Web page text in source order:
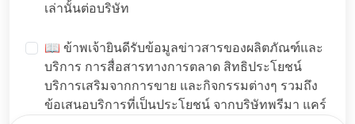
เล่านั้นต่อบริษัท
📖 ข้าพเจ้ายินดีรับข้อมูลข่าวสารของผลิตภัณฑ์และ
บริการ การสื่อสารทางการตลาด สิทธิประโยชน์
บริการเสริมจากการขาย และกิจกรรมต่างๆ รวมถึง
ข้อเสนอบริการที่เป็นประโยชน์ จากบริษัทพรีมา แคร์